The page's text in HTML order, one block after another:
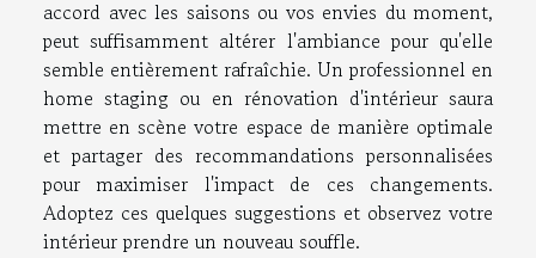
accord avec les saisons ou vos envies du moment,
peut suffisamment altérer l'ambiance pour qu'elle
semble entièrement rafraîchie. Un professionnel en
home staging ou en rénovation d'intérieur saura
mettre en scène votre espace de manière optimale
et partager des recommandations personnalisées
pour maximiser l'impact de ces changements.
Adoptez ces quelques suggestions et observez votre
intérieur prendre un nouveau souffle.